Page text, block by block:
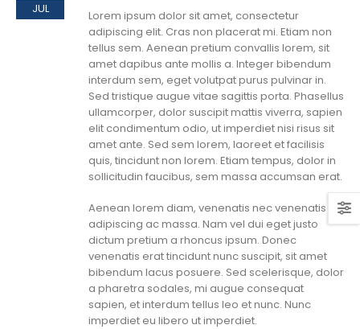
JUL
Lorem ipsum dolor sit amet, consectetur
adipiscing elit. Cras non placerat mi. Etiam non
tellus sem. Aenean pretium convallis lorem, sit
amet dapibus ante mollis a. Integer bibendum
interdum sem, eget volutpat purus pulvinar in.
Sed tristique augue vitae sagittis porta. Phasellus
ullamcorper, dolor suscipit mattis viverra, sapien
elit condimentum odio, ut imperdiet nisi risus sit
amet ante. Sed sem lorem, laoreet et facilisis
quis, tincidunt non lorem. Etiam tempus, dolor in
sollicitudin faucibus, sem massa accumsan erat.
Aenean lorem diam, venenatis nec venenatis id,
adipiscing ac massa. Nam vel dui eget justo
dictum pretium a rhoncus ipsum. Donec
venenatis erat tincidunt nunc suscipit, sit amet
bibendum lacus posuere. Sed scelerisque, dolor
a pharetra sodales, mi augue consequat
sapien, et interdum tellus leo et nunc. Nunc
imperdiet eu libero ut imperdiet.